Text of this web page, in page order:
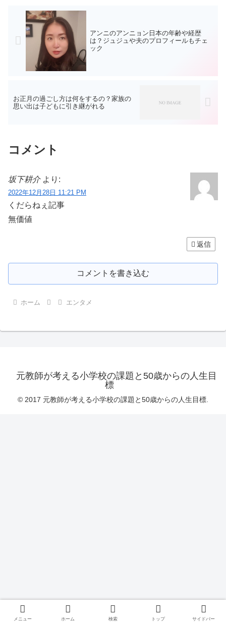
アンニのアンニョン日本の年齢や経歴
は？ジュジュや夫のプロフィールもチェ
ック
お正月の過ごし方は何をするの？家族の
思い出は子どもに引き継がれる
コメント
坂下耕介 より:
2022年12月28日 11:21 PM
くだらねぇ記事
無価値
返信
コメントを書き込む
ホーム エンタメ
元教師が考える小学校の課題と50歳からの人生目
標
© 2017 元教師が考える小学校の課題と50歳からの人生目標.
メニュー ホーム 検索 トップ サイドバー